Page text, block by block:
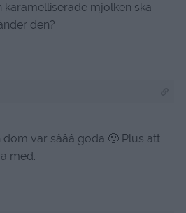
mjölken ska
den?
var sååå goda 🙂 Plus att
med.